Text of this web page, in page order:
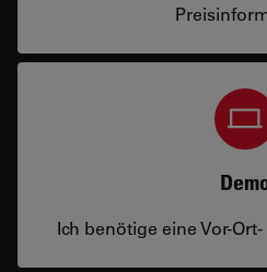
Ich benötige eine Vor-